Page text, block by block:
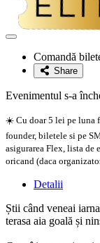
Adaugă
favoriteComandă
Share
Evenimentul s-a
☀️ Cu doar 5 lei pe luna
founder, biletele si pe
asigurarea Flex, lista de
oricand (daca
Detalii
Știi când veneai
terasa aia goală și